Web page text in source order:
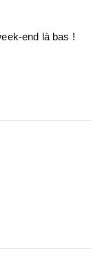
end là bas !